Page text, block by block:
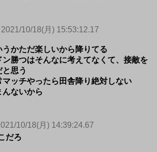
2021/10/18(月) 15:53:12.17
うかただ楽しいから降りてる
勝つはそんなに考えてなくて、接敵を
思う
ッチやったら田舎降り絶対しない
ないから
10/18(月) 14:39:24.67
だろ